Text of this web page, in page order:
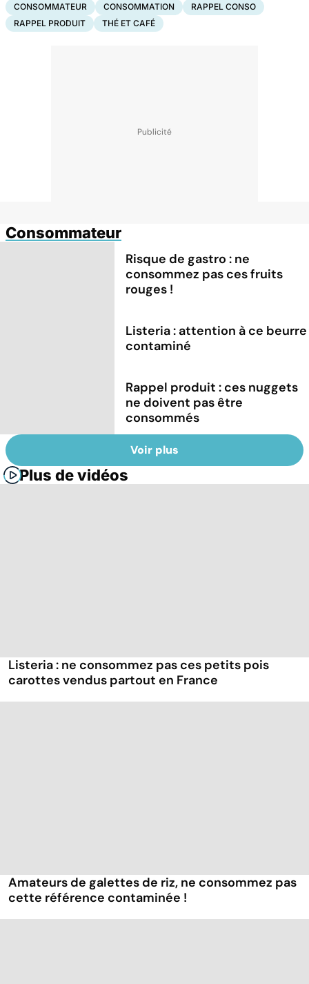
CONSOMMATEUR CONSOMMATION
RAPPEL CONSO
RAPPEL PRODUIT
THÉ ET CAFÉ
Consommateur
Risque de gastro : ne
consommez pas ces fruits
rouges !
Listeria : attention à ce beurre
contaminé
Rappel produit : ces nuggets
ne doivent pas être
consommés
Voir plus
Plus de vidéos
Listeria : ne consommez pas ces petits pois
carottes vendus partout en France
Amateurs de galettes de riz, ne consommez pas
cette référence contaminée !